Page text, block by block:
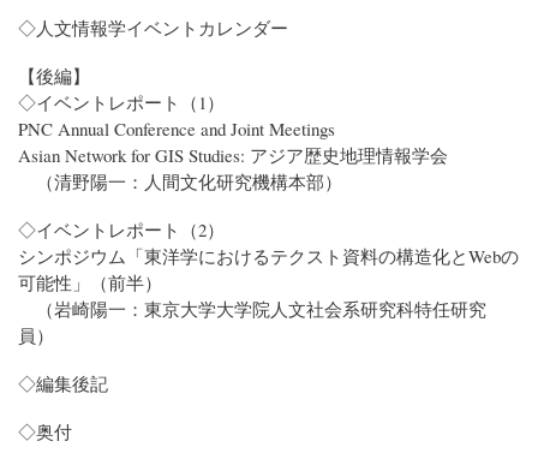
◇人文情報学イベントカレンダー
【後編】
◇イベントレポート（1）
PNC Annual Conference and Joint Meetings
Asian Network for GIS Studies: アジア歴史地理情報学会
（清野陽一：人間文化研究機構本部）
◇イベントレポート（2）
シンポジウム「東洋学におけるテクスト資料の構造化とWebの
可能性」（前半）
（岩崎陽一：東京大学大学院人文社会系研究科特任研究
員）
◇編集後記
◇奥付